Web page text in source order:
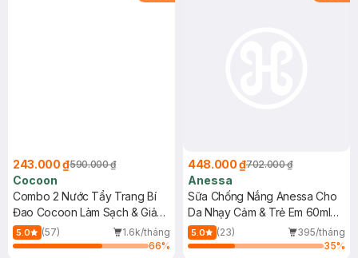
243.000 ₫590.000 ₫
Cocoon
Combo 2 Nước Tẩy Trang Bí
Đao Cocoon Làm Sạch & Giảm
Dầu 500ml
5.0 (57)
1.6k/tháng
66%
448.000 ₫702.000 ₫
Anessa
Sữa Chống Nắng Anessa Cho
Da Nhạy Cảm & Trẻ Em 60ml
(Mới)
5.0 (23)
395/tháng
35%